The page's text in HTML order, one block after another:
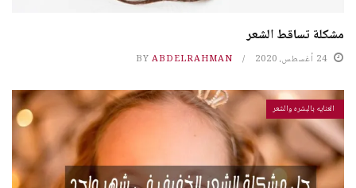
مشكلة تساقط الشعر
24 أغسطس، 2020 BY ABDELRAHMAN
العنايه بالبشره والشعر